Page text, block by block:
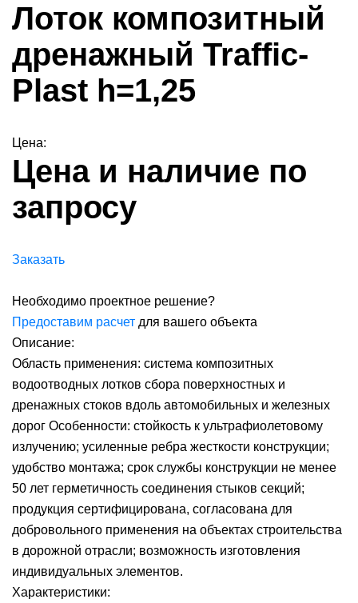
Лоток композитный
дренажный Traffic-
Plast h=1,25
Цена:
Цена и наличие по
запросу
Заказать
Необходимо проектное решение?
Предоставим расчет для вашего объекта
Описание:
Область применения: система композитных
водоотводных лотков сбора поверхностных и
дренажных стоков вдоль автомобильных и железных
дорог Особенности: стойкость к ультрафиолетовому
излучению; усиленные ребра жесткости конструкции;
удобство монтажа; срок службы конструкции не менее
50 лет герметичность соединения стыков секций;
продукция сертифицирована, согласована для
добровольного применения на объектах строительства
в дорожной отрасли; возможность изготовления
индивидуальных элементов.
Характеристики: